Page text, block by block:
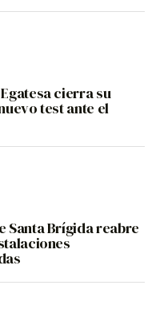
cierra su
test ante el
Santa Brígida reabre